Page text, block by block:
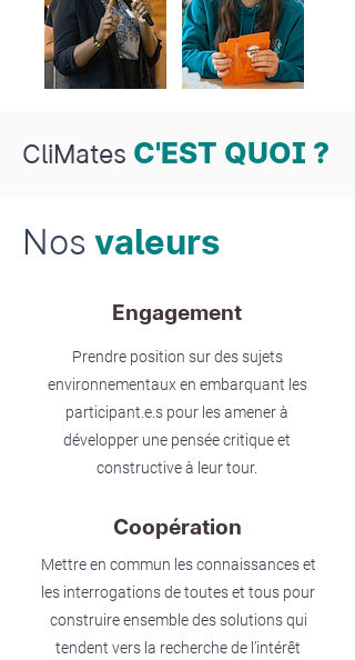
CliMates C'EST QUOI ?
Nos valeurs
Engagement
Prendre position sur des sujets
environnementaux en embarquant les
participant.e.s pour les amener à
développer une pensée critique et
constructive à leur tour.
Coopération
Mettre en commun les connaissances et
les interrogations de toutes et tous pour
construire ensemble des solutions qui
tendent vers la recherche de l’intérêt